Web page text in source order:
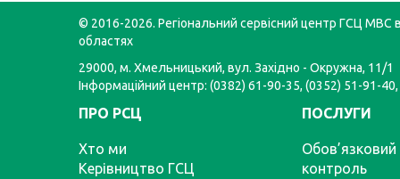
© 2016-2026. Регіональний сервісний центр ГСЦ МВС
областях
29000, м. Хмельницький, вул. Західно - Окружна, 11/1
Інформаційний центр: (0382) 61-90-35, (0352) 51-91-
ПРО РСЦ
Хто ми
Керівництво ГСЦ
ПОСЛУГИ
Обов’язковий
контроль